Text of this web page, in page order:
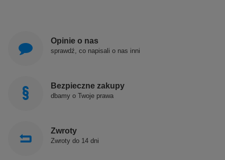
Opinie o nas
sprawdź, co napisali o nas inni
Bezpieczne zakupy
dbamy o Twoje prawa
Zwroty
Zwroty do 14 dni